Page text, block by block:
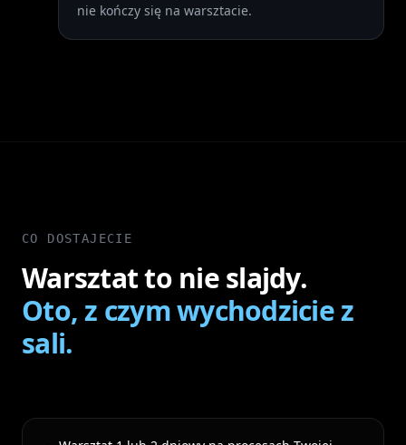
nie kończy się na warsztacie.
CO DOSTAJECIE
Warsztat to nie slajdy.
Oto, z czym wychodzicie z
sali.